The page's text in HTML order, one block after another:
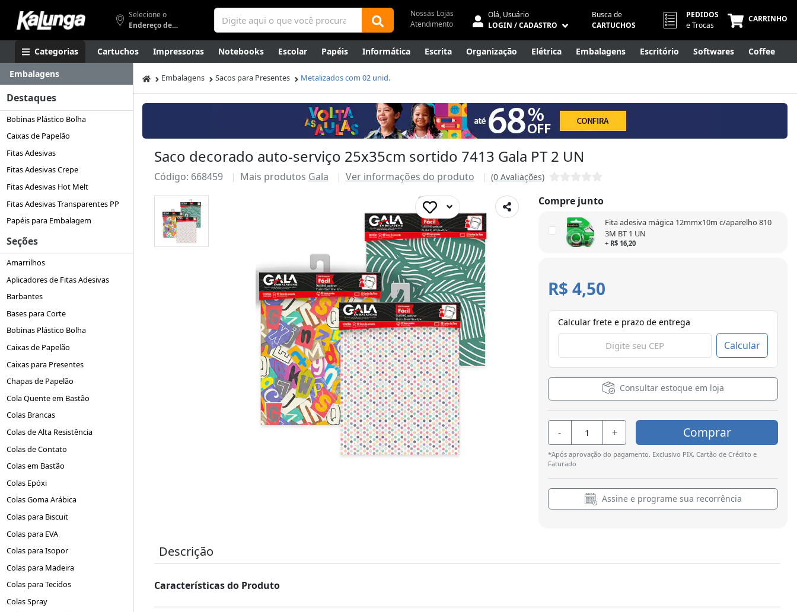
Selecione o
Endereço de entrega
Nossas Lojas
Atendimento
Olá, Usuário
LOGIN / CADASTRO
Busca de
CARTUCHOS
PEDIDOS
e Trocas
CARRINHO
Categorias Cartuchos Impressoras Notebooks Escolar Papéis Informática Escrita Organização Elétrica Embalagens Escritório Softwares Coffee
Apresentação Smartphones Artes Gamers Higiene Mídias Envelopes
Canetas Luxo
Outlet
Embalagens
Destaques
Bobinas Plástico Bolha
Caixas de Papelão
Fitas Adesivas
Fitas Adesivas Crepe
Fitas Adesivas Hot Melt
Fitas Adesivas Transparentes PP
Papéis para Embalagem
Seções
Amarrilhos
Aplicadores de Fitas Adesivas
Barbantes
Bases para Corte
Bobinas Plástico Bolha
Caixas de Papelão
Caixas para Presentes
Chapas de Papelão
Cola Quente em Bastão
Colas Brancas
Colas de Alta Resistência
Colas de Contato
Colas em Bastão
Colas Epóxi
Colas Goma Arábica
Colas para Biscuit
Colas para EVA
Colas para Isopor
Colas para Madeira
Colas para Tecidos
Colas Spray
Embalagens Sacos para Presentes Metalizados com 02 unid.
Saco decorado auto-serviço 25x35cm sortido 7413 Gala PT 2 UN
Código: 668459 Mais produtos Gala Ver informações do produto (0 Avaliações)
Compre junto
Fita adesiva mágica 12mmx10m c/aparelho 810
3M BT 1 UN
+ R$ 16,20
R$ 4,50
Calcular frete e prazo de entrega
Calcular
Consultar estoque em loja
- + Comprar
*Após aprovação do pagamento. Exclusivo PIX, Cartão de Crédito e
Faturado
Assine e programe sua recorrência
Descrição
Características do Produto